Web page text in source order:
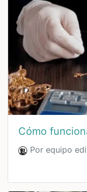
Cómo
Por equipo